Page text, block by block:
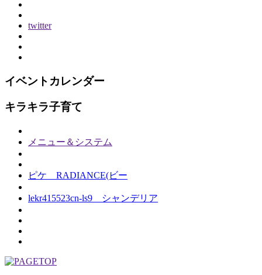
twitter
イベントカレンダー
キラキラ子育て
メニュー＆システム
ピケ RADIANCE(ビー
lekr415523cn-ls9 シャンデリア